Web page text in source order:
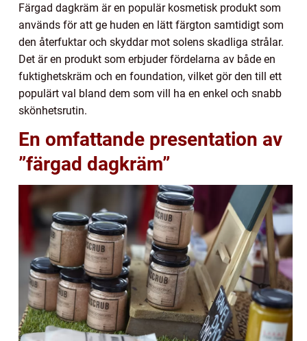
Färgad dagkräm är en populär kosmetisk produkt som
används för att ge huden en lätt färgton samtidigt som
den återfuktar och skyddar mot solens skadliga strålar.
Det är en produkt som erbjuder fördelarna av både en
fuktighetskräm och en foundation, vilket gör den till ett
populärt val bland dem som vill ha en enkel och snabb
skönhetsrutin.
En omfattande presentation av
”färgad dagkräm”